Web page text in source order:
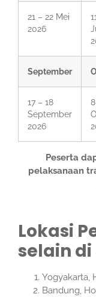
21 – 22 Mei
2026
September
17 – 18
September
2026
Peserta
pelaksanaan
Lokasi
selain
Yogyakarta,
Bandung,